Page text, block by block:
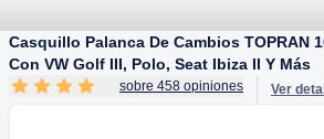
Casquillo Palanca De Cambios TOPRAN
Con VW Golf III, Polo, Seat Ibiza II Y Más
sobre 458 opiniones Ver